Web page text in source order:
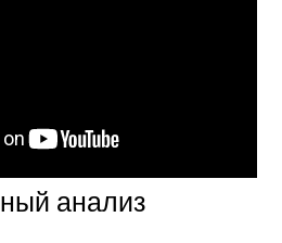
анализ